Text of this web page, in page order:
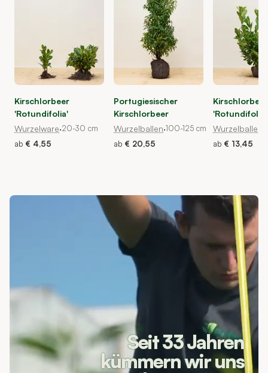
Kirschlorbeer
'Rotundifolia'
Wurzelware·20-30 cm
ab € 4,55
Portugiesischer
Kirschlorbeer
Wurzelballen·100-125 cm
ab € 20,55
Kirschlorbeer
'Rotundifolia'
Wurzelballen
ab € 13,45
Seit 33 Jahren
kümmern wir uns